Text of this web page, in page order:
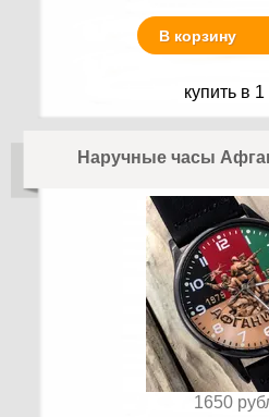
В корзину
купить в 1
Наручные часы
1650